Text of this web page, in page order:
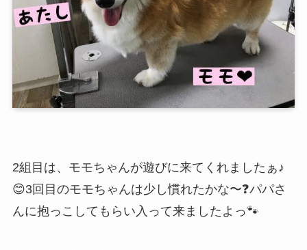
2組目は、モモちゃんが遊びに来てくれましたぁ♪
😊3回目のモモちゃんは少し慣れたかな〜❓パパさ
んに抱っこしてもらい入って来ましたよっ🐾